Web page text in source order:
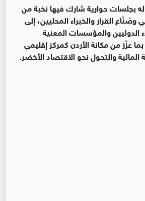
بجلسات حوارية شارك فيها نخبة من
القرار والخبراء المحليين، إلى
الدوليين والمؤسسات المعنية
عزّز من مكانة الأردن كمركز إقليمي
المالية والتحول نحو الاقتصاد الأخضر.